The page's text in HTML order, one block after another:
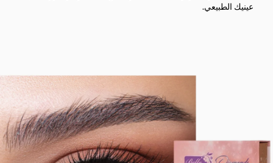
عينيك الطبيعي.